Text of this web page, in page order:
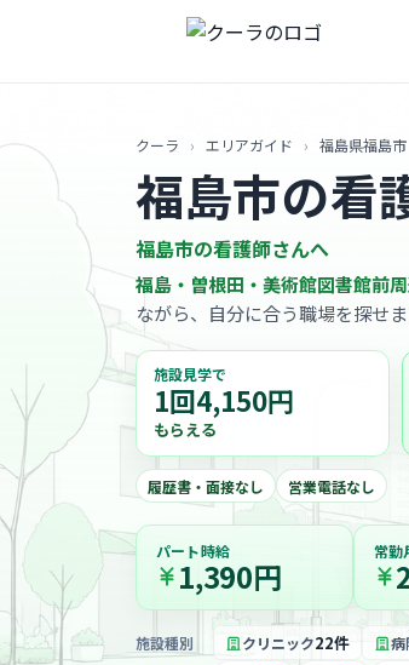
クーラ › エリアガイド › 福島県福島市
福島市の看
福島市の看護師さんへ
福島・曽根田・美術館図書館前
ながら、自分に合う職場を探せま
施設見学で
1回4,150円
もらえる
履歴書・面接なし 営業電話なし
パート時給
1,390円
常勤
施設種別 クリニック22件 病